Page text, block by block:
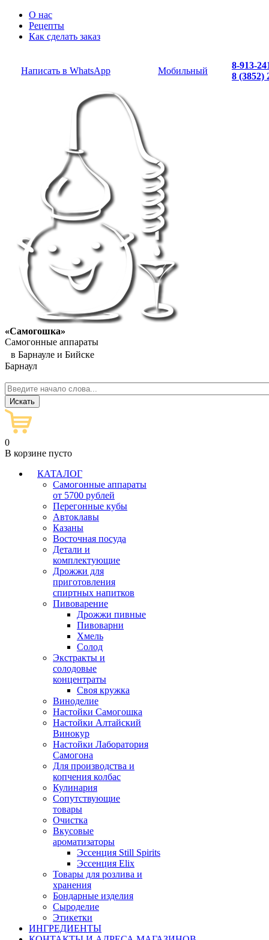
О нас
Рецепты
Как сделать заказ
Написать в WhatsApp Мобильный
8-913-
8 (3852)
«Самогошка»
Самогонные аппараты
в Барнауле и Бийске
Барнаул
0
В корзине пусто
КАТАЛОГ
Самогонные аппараты
от 5700 рублей
Перегонные кубы
Автоклавы
Казаны
Восточная посуда
Детали и
комплектующие
Дрожжи для
приготовления
спиртных напитков
Пивоварение
Дрожжи пивные
Пивоварни
Хмель
Солод
Экстракты и
солодовые
концентраты
Своя кружка
Виноделие
Настойки Самогошка
Настойки Алтайский
Винокур
Настойки Лаборатория
Самогона
Для производства и
копчения колбас
Кулинария
Сопутствующие
товары
Очистка
Вкусовые
ароматизаторы
Эссенция Still Spirits
Эссенция Elix
Товары для розлива и
хранения
Бондарные изделия
Cыроделие
Этикетки
ИНГРЕДИЕНТЫ